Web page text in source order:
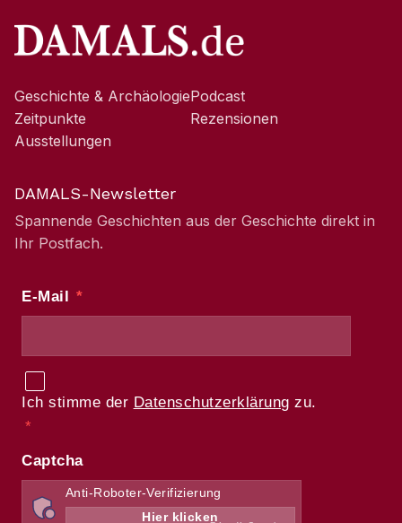
Geschichte & Archäologie
Zeitpunkte
Ausstellungen
Podcast
Rezensionen
DAMALS-Newsletter
Spannende Geschichten aus der Geschichte direkt in
Ihr Postfach.